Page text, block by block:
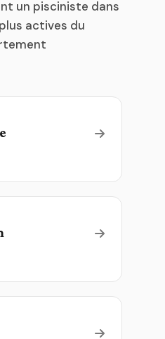
un pisciniste dans
actives du